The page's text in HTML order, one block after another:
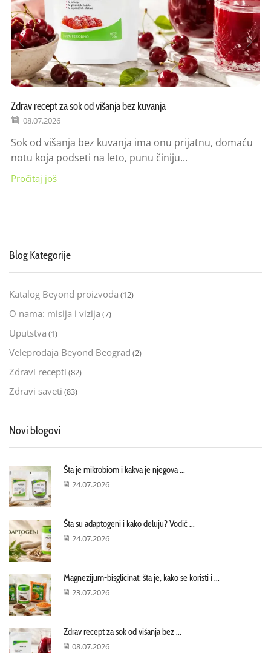
Zdrav recept za sok od višanja bez kuvanja
08.07.2026
Sok od višanja bez kuvanja ima onu prijatnu, domaću
notu koja podseti na leto, punu činiju...
Pročitaj još
Blog Kategorije
Katalog Beyond proizvoda (12)
O nama: misija i vizija (7)
Uputstva (1)
Veleprodaja Beyond Beograd (2)
Zdravi recepti (82)
Zdravi saveti (83)
Novi blogovi
Šta je mikrobiom i kakva je njegova ...
24.07.2026
Šta su adaptogeni i kako deluju? Vodič ...
24.07.2026
Magnezijum-bisglicinat: šta je, kako se koristi i ...
23.07.2026
Zdrav recept za sok od višanja bez ...
08.07.2026